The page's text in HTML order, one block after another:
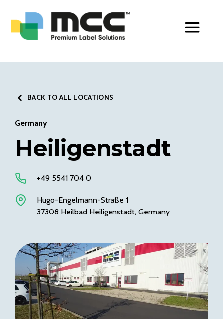
BACK TO ALL LOCATIONS
Germany
Heiligenstadt
+49 5541 704 0
Hugo-Engelmann-Straße 1
37308 Heilbad Heiligenstadt, Germany